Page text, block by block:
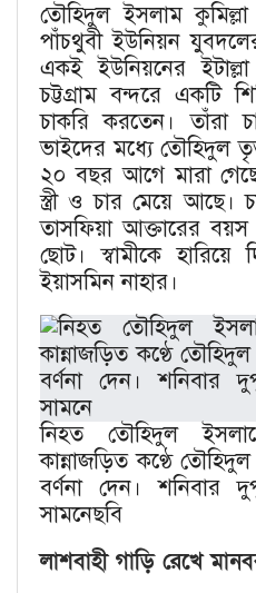
তৌহিদুল ইসলাম
পাঁচথুবী ইউনিয়ন
একই ইউনিয়নের ইটাল্লা
চট্টগ্রাম বন্দরে একটি
চাকরি করতেন। তাঁরা
ভাইদের মধ্যে তৌহিদুল
২০ বছর আগে মারা
স্ত্রী ও চার মেয়ে আছে।
তাসফিয়া আক্তারের
ছোট। স্বামীকে হারিয়ে
ইয়াসমিন নাহার।
নিহত তৌহিদুল
কান্নাজড়িত কণ্ঠে
বর্ণনা দেন। শনিবার
সামনেছবি
লাশবাহী গাড়ি রেখে